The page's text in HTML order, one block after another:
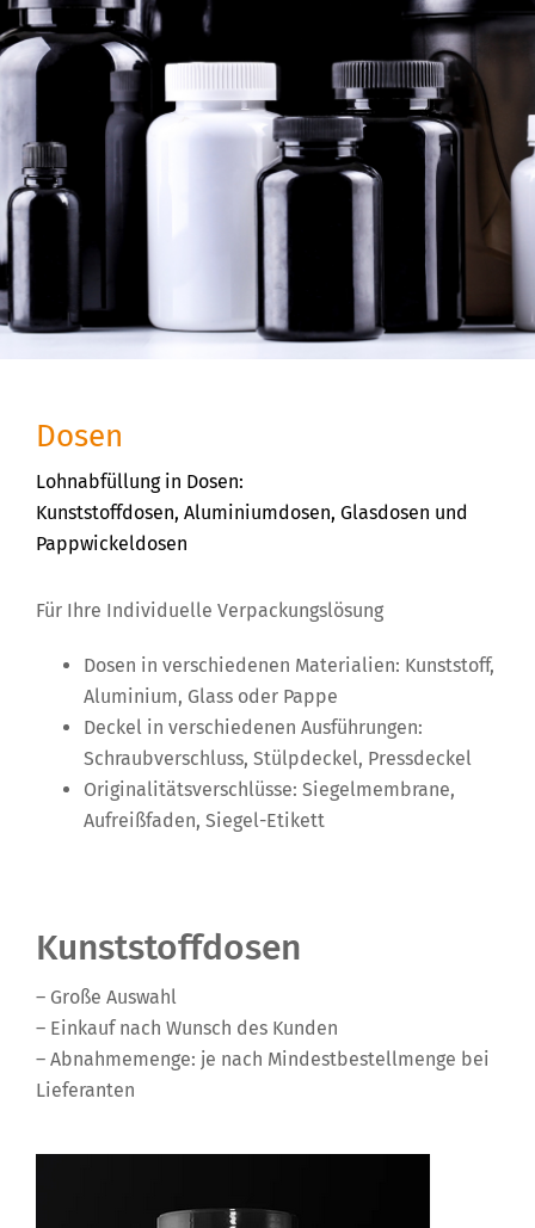
Dosen
Lohnabfüllung in Dosen:
Kunststoffdosen, Aluminiumdosen, Glasdosen und
Pappwickeldosen
Für Ihre Individuelle Verpackungslösung
Dosen in verschiedenen Materialien: Kunststoff,
Aluminium, Glass oder Pappe
Deckel in verschiedenen Ausführungen:
Schraubverschluss, Stülpdeckel, Pressdeckel
Originalitätsverschlüsse: Siegelmembrane,
Aufreißfaden, Siegel-Etikett
Kunststoffdosen
– Große Auswahl
– Einkauf nach Wunsch des Kunden
– Abnahmemenge: je nach Mindestbestellmenge bei
Lieferanten